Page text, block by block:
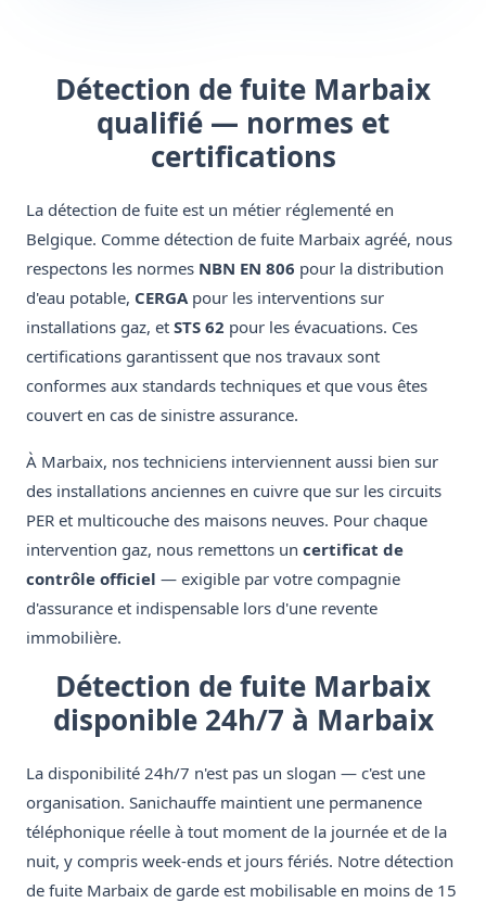
Détection de fuite Marbaix
qualifié — normes et
certifications
La détection de fuite est un métier réglementé en
Belgique. Comme détection de fuite Marbaix agréé, nous
respectons les normes NBN EN 806 pour la distribution
d'eau potable, CERGApour les interventions sur
installations gaz, et STS 62 pour les évacuations. Ces
certifications garantissent que nos travaux sont
conformes aux standards techniques et que vous êtes
couvert en cas de sinistre assurance.
À Marbaix, nos techniciens interviennent aussi bien sur
des installations anciennes en cuivre que sur les circuits
PER et multicouche des maisons neuves. Pour chaque
intervention gaz, nous remettons un certificat de
contrôle officiel — exigible par votre compagnie
d'assurance et indispensable lors d'une revente
immobilière.
Détection de fuite Marbaix
disponible 24h/7 à Marbaix
La disponibilité 24h/7 n'est pas un slogan — c'est une
organisation. Sanichauffe maintient une permanence
téléphonique réelle à tout moment de la journée et de la
nuit, y compris week-ends et jours fériés. Notre détection
de fuite Marbaix de garde est mobilisable en moins de 15